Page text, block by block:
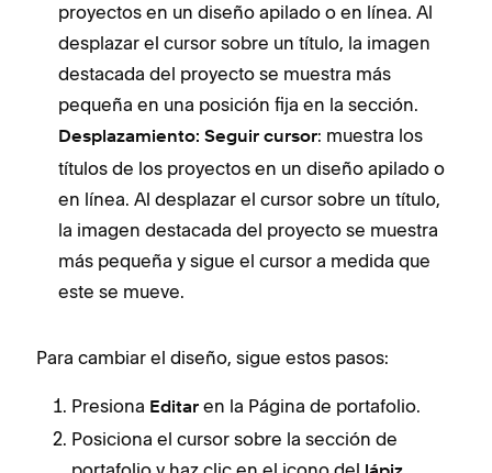
proyectos en un diseño apilado o en línea. Al
desplazar el cursor sobre un título, la imagen
destacada del proyecto se muestra más
pequeña en una posición fija en la sección.
Desplazamiento: Seguir cursor: muestra los
títulos de los proyectos en un diseño apilado o
en línea. Al desplazar el cursor sobre un título,
la imagen destacada del proyecto se muestra
más pequeña y sigue el cursor a medida que
este se mueve.
Para cambiar el diseño, sigue estos pasos:
Presiona Editar en la Página de portafolio.
Posiciona el cursor sobre la sección de